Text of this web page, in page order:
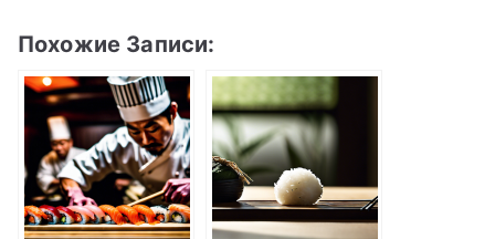
Похожие Записи: